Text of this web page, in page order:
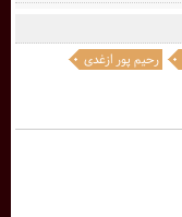
رحیم پور ازغدی